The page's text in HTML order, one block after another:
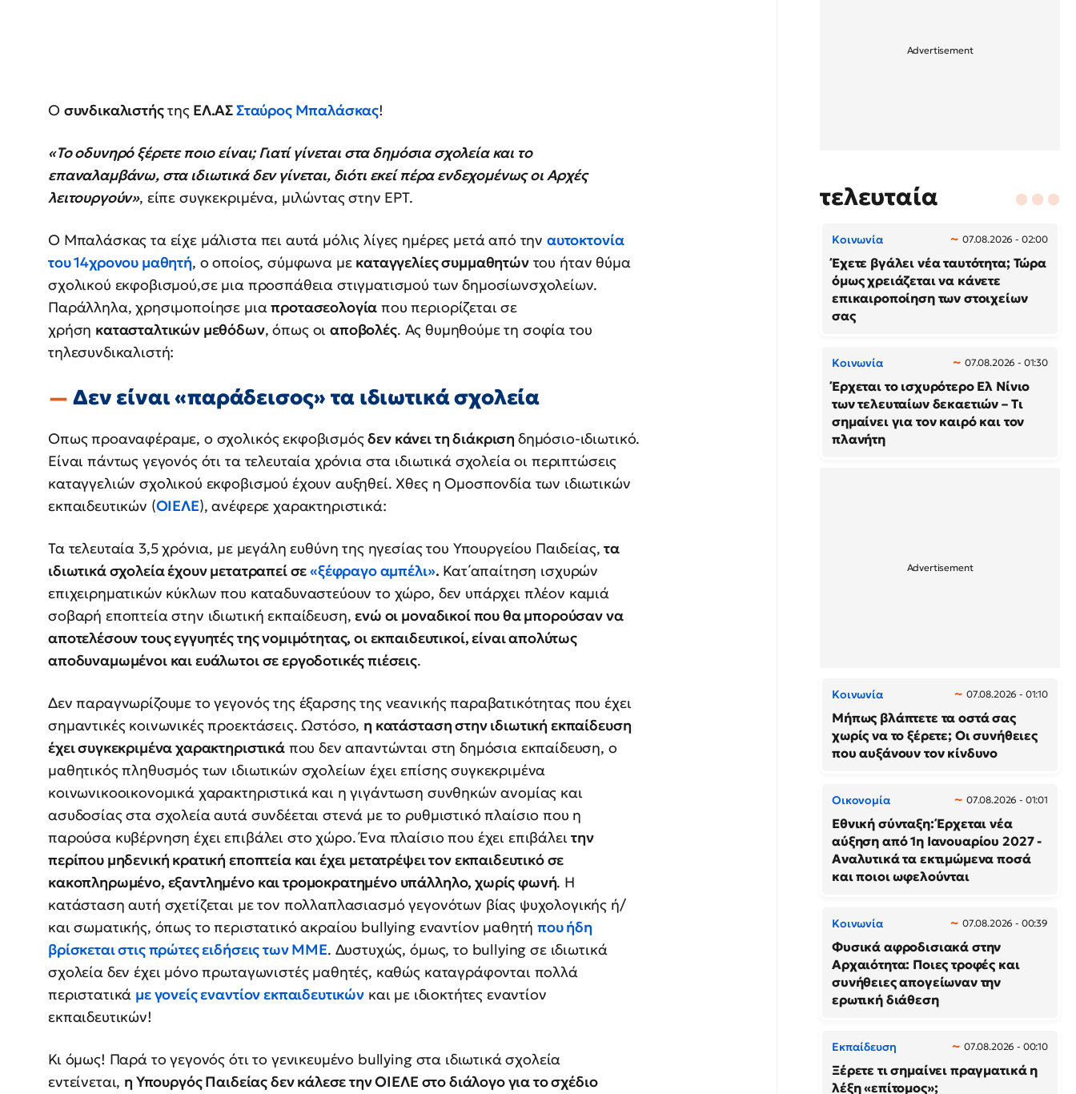
Ο συνδικαλιστήςτηςΕΛ.ΑΣΣταύρος Μπαλάσκας!
«Το οδυνηρό ξέρετε ποιο είναι; Γιατί γίνεται στα δημόσια σχολεία και το
επαναλαμβάνω, στα ιδιωτικά δεν γίνεται, διότι εκεί πέρα ενδεχομένως οι Αρχές
λειτουργούν», είπε συγκεκριμένα, μιλώντας στην ΕΡΤ.
Ο Μπαλάσκας τα είχε μάλιστα πει αυτά μόλις λίγες ημέρες μετά από την αυτοκτονία
του 14χρονου μαθητή, ο οποίος, σύμφωνα με καταγγελίες συμμαθητώντου ήταν θύμα
σχολικού εκφοβισμού,σε μια προσπάθεια στιγματισμού των δημοσίωνσχολείων.
Παράλληλα, χρησιμοποίησε μιαπροτασεολογία που περιορίζεται σε
χρήση κατασταλτικών μεθόδων, όπως οιαποβολές. Ας θυμηθούμε τη σοφία του
τηλεσυνδικαλιστή:
Δεν είναι «παράδεισος» τα ιδιωτικά σχολεία
Οπως προαναφέραμε, ο σχολικός εκφοβισμόςδεν κάνει τη διάκριση δημόσιο-ιδιωτικό.
Είναι πάντως γεγονός ότι τα τελευταία χρόνια στα ιδιωτικά σχολεία οι περιπτώσεις
καταγγελιών σχολικού εκφοβισμού έχουν αυξηθεί. Χθες η Ομοσπονδία των ιδιωτικών
εκπαιδευτικών (ΟΙΕΛΕ), ανέφερε χαρακτηριστικά:
Τα τελευταία 3,5 χρόνια, με μεγάλη ευθύνη της ηγεσίας του Υπουργείου Παιδείας,τα
ιδιωτικά σχολεία έχουν μετατραπεί σε«ξέφραγο αμπέλι». Κατ΄απαίτηση ισχυρών
επιχειρηματικών κύκλων που καταδυναστεύουν το χώρο, δεν υπάρχει πλέον καμιά
σοβαρή εποπτεία στην ιδιωτική εκπαίδευση,ενώ οι μοναδικοί που θα μπορούσαν να
αποτελέσουν τους εγγυητές της νομιμότητας, οι εκπαιδευτικοί, είναι απολύτως
αποδυναμωμένοι και ευάλωτοι σε εργοδοτικές πιέσεις.
Δεν παραγνωρίζουμε το γεγονός της έξαρσης της νεανικής παραβατικότητας που έχει
σημαντικές κοινωνικές προεκτάσεις. Ωστόσο, η κατάσταση στην ιδιωτική εκπαίδευση
έχει συγκεκριμένα χαρακτηριστικάπου δεν απαντώνται στη δημόσια εκπαίδευση, ο
μαθητικός πληθυσμός των ιδιωτικών σχολείων έχει επίσης συγκεκριμένα
κοινωνικοοικονομικά χαρακτηριστικά και η γιγάντωση συνθηκών ανομίας και
ασυδοσίας στα σχολεία αυτά συνδέεται στενά με το ρυθμιστικό πλαίσιο που η
παρούσα κυβέρνηση έχει επιβάλει στο χώρο. Ένα πλαίσιο που έχει επιβάλειτην
περίπου μηδενική κρατική εποπτεία και έχει μετατρέψει τον εκπαιδευτικό σε
κακοπληρωμένο, εξαντλημένο και τρομοκρατημένο υπάλληλο, χωρίς φωνή. Η
κατάσταση αυτή σχετίζεται με τον πολλαπλασιασμό γεγονότων βίας ψυχολογικής ή/
και σωματικής, όπως το περιστατικό ακραίου bullying εναντίον μαθητήπου ήδη
βρίσκεται στις πρώτες ειδήσεις των ΜΜΕ. Δυστυχώς, όμως, το bullying σε ιδιωτικά
σχολεία δεν έχει μόνο πρωταγωνιστές μαθητές, καθώς καταγράφονται πολλά
περιστατικά με γονείς εναντίον εκπαιδευτικώνκαι με ιδιοκτήτες εναντίον
εκπαιδευτικών!
Κι όμως! Παρά το γεγονός ότι το γενικευμένο bullying στα ιδιωτικά σχολεία
εντείνεται, η Υπουργός Παιδείας δεν κάλεσε την ΟΙΕΛΕ στο διάλογο για το σχέδιο
τελευταία
Κοινωνία 07.08.2026 - 02:00
Έχετε βγάλει νέα ταυτότητα; Τώρα
όμως χρειάζεται να κάνετε
επικαιροποίηση των στοιχείων
σας
Κοινωνία 07.08.2026 - 01:30
Έρχεται το ισχυρότερο Ελ Νίνιο
των τελευταίων δεκαετιών – Τι
σημαίνει για τον καιρό και τον
πλανήτη
Κοινωνία 07.08.2026 - 01:10
Μήπως βλάπτετε τα οστά σας
χωρίς να το ξέρετε; Οι συνήθειες
που αυξάνουν τον κίνδυνο
Οικονομία 07.08.2026 - 01:01
Εθνική σύνταξη: Έρχεται νέα
αύξηση από 1η Ιανουαρίου 2027 -
Αναλυτικά τα εκτιμώμενα ποσά
και ποιοι ωφελούνται
Κοινωνία 07.08.2026 - 00:39
Φυσικά αφροδισιακά στην
Αρχαιότητα: Ποιες τροφές και
συνήθειες απογείωναν την
ερωτική διάθεση
Εκπαίδευση 07.08.2026 - 00:10
Ξέρετε τι σημαίνει πραγματικά η
λέξη «επίτομος»;